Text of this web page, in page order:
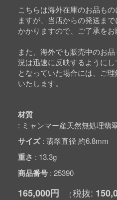
こちらは海外在庫のお品も
ますが、当店からの発送ま
かかりますので、ご了承をお
また、海外でも販売中のお
況は迅速に反映するように
となっていた場合には、ご
いたします。
材質
ミャンマー産天然無処理翡
サイズ 翡翠直径 約6.8mm
重さ 13.3g
商品番号 25390
165,000円